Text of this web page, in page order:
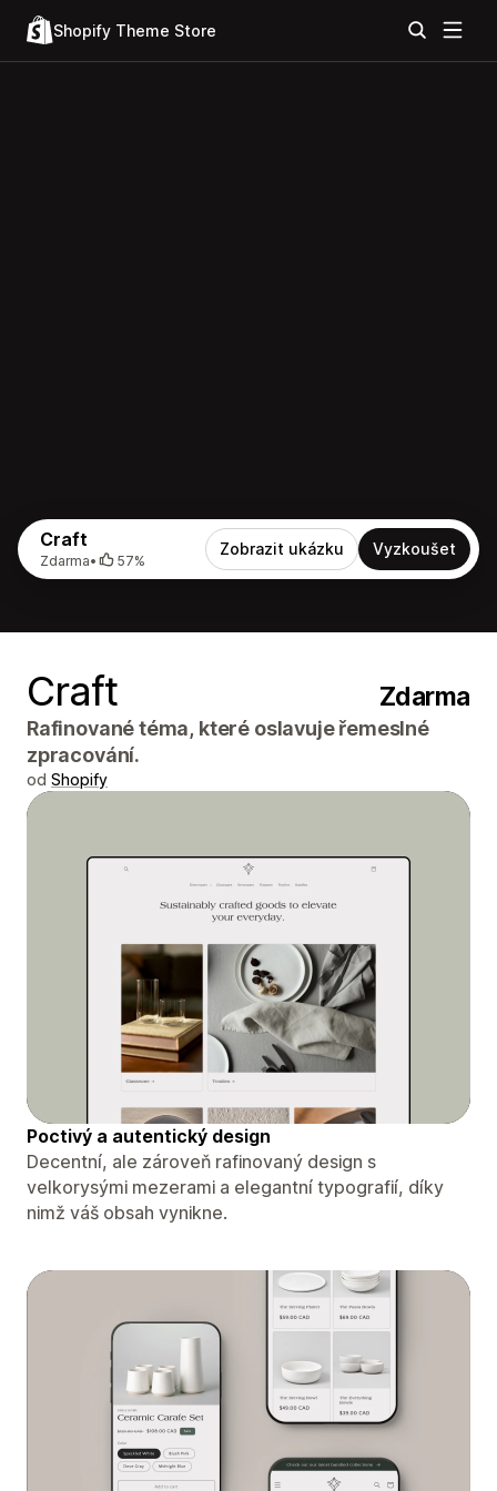
Shopify Theme Store
Craft
Zdarma• 57%
Zobrazit ukázku Vyzkoušet
Craft Zdarma
Rafinované téma, které oslavuje řemeslné
zpracování.
od Shopify
Poctivý a autentický design
Decentní, ale zároveň rafinovaný design s
velkorysými mezerami a elegantní typografií, díky
nimž váš obsah vynikne.